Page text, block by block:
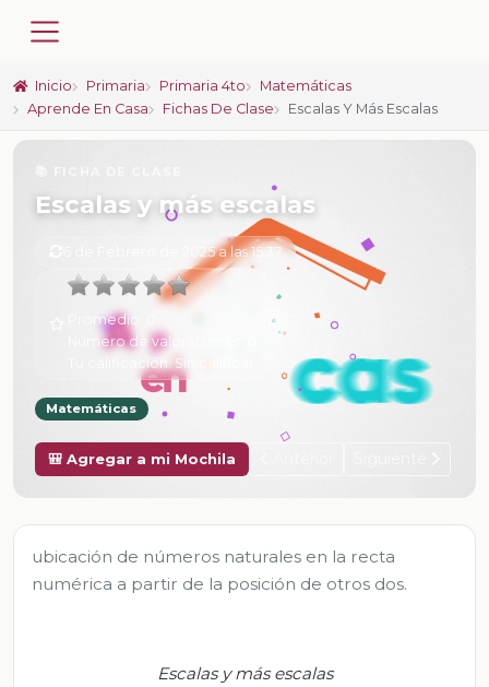
Inicio Primaria Primaria 4to
Matemáticas
Aprende En Casa
Fichas De Clase Escalas Y Más Escalas
Escalas y más escalas
6 de Febrero de 2025 a las 15:37
Promedio:
Número de valoraciones:
Tu calificación:Sin calificar
Matemáticas
🎒 Agregar a mi Mochila
ubicación de números naturales en la recta
numérica a partir de la posición de otros dos.
Escalas y más escalas